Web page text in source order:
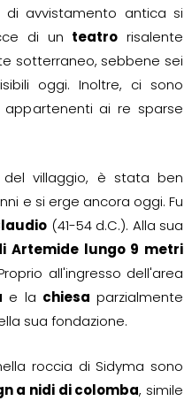
avvistamento antica si
di un teatro risalente
sotterraneo, sebbene sei
oggi. Inoltre, ci sono
ai re sparse
villaggio, è stata ben
e si erge ancora oggi. Fu
(41-54 d.C.). Alla sua
Artemide lungo 9 metri
all'ingresso dell'area
e la chiesa parzialmente
sua fondazione.
roccia di Sidyma sono
a nidi di colomba, simile